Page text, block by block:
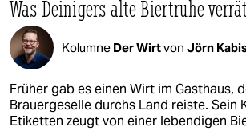
Was Deinigers alte Biertruhe verrät
Kolumne Der Wirtvon Jörn
Früher gab es einen Wirt im Gasthaus,
Brauergeselle durchs Land reiste. Sein
Etiketten zeugt von einer lebendigen